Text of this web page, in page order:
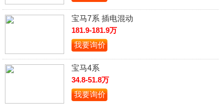
宝马7系 插电混动
181.9-181.9万
我要询价
宝马4系
34.8-51.8万
我要询价